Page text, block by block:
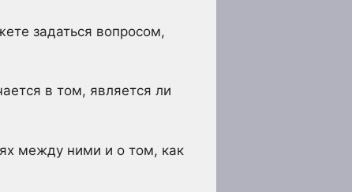
задаться вопросом,
в том, является ли
между ними и о том, как